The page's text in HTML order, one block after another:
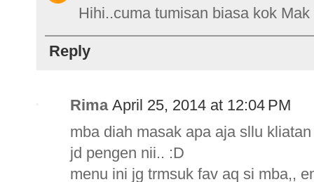
Hihi..cuma tumisan biasa kok Mak
Reply
Rima April 25, 2014 at 12:04 PM
mba diah masak apa aja sllu
jd pengen nii.. :D
menu ini jg trmsuk fav aq si mba,,